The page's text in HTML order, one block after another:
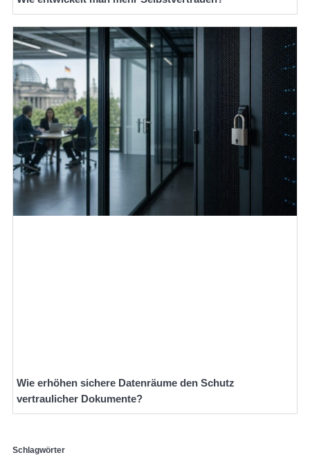
Wie erhöhen sichere Datenräume den Schutz
vertraulicher Dokumente?
Schlagwörter